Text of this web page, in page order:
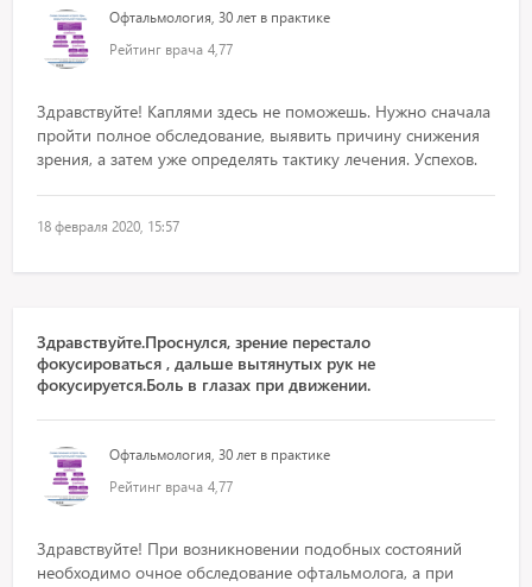
Офтальмология, 30 лет в практике
Рейтинг врача 4,77
Здравствуйте! Каплями здесь не поможешь. Нужно сначала
пройти полное обследование, выявить причину снижения
зрения, а затем уже определять тактику лечения. Успехов.
18 февраля 2020, 15:57
Здравствуйте.Проснулся, зрение перестало
фокусироваться , дальше вытянутых рук не
фокусируется.Боль в глазах при движении.
Офтальмология, 30 лет в практике
Рейтинг врача 4,77
Здравствуйте! При возникновении подобных состояний
необходимо очное обследование офтальмолога, а при